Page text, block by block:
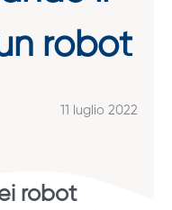
robot
11 luglio 2022
robot